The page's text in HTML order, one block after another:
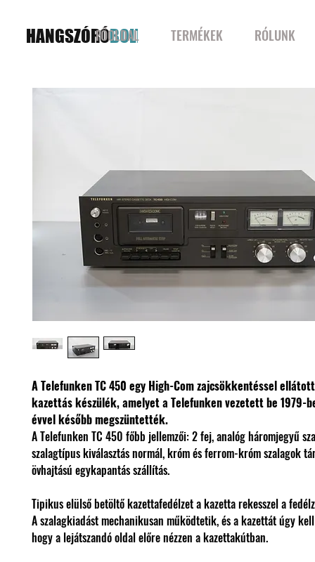
HANGSZÓRÓBOLT
FŐOLDAL TERMÉKEK RÓLUNK
A Telefunken TC 450 egy High-Com zajcsökkentéssel
kazettás készülék, amelyet a Telefunken vezetett be 1979-
évvel később megszüntették.
A Telefunken TC 450 főbb jellemzői: 2 fej, analóg háromjegyű
szalagtípus kiválasztás normál, króm és ferrom-króm szalagok
övhajtású egykapantás szállítás.
Tipikus elülső betöltő kazettafedélzet a kazetta rekesszel a
A szalagkiadást mechanikusan működtetik, és a kazettát úgy
hogy a lejátszandó oldal előre nézzen a kazettakútban.